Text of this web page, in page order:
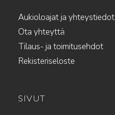
Aukioloajat ja yhteystiedot
Ota yhteyttä
Tilaus- ja toimitusehdot
Rekisteriseloste
SIVUT